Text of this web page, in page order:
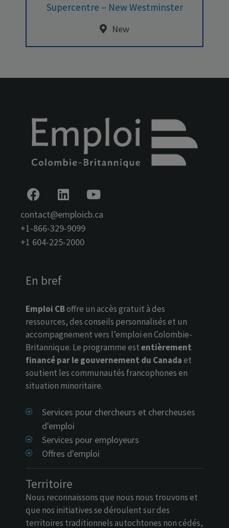
Supercentre – New Westminster
New
contact@emploicb.ca
+1-866-329-9099
+1 604-225-2000
En bref
Emploi CBoffre un accès gratuit à des
ressources, des conseils personnalisés et un
accompagnement vers l’emploi en Colombie-
Britannique. Le programme estentièrement
financé par le gouvernement du Canadaet
soutient les communautés francophones en
situation minoritaire.
Services pour chercheurs et chercheuses
d'emploi
Services pour employeurs
Offres d'emploi
Territoire
Nous reconnaissons que nous nous trouvons et
que nos initiatives se déroulent sur des
territoires traditionnels autochtones non cédés,